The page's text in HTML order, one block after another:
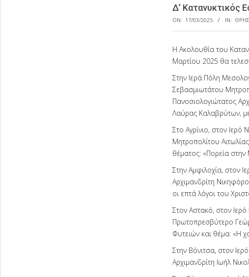
Δ’ Κατανυκτικός
ON: 17/03/2025 IN:
Η Ακολουθία του
Μαρτίου 2025 θα
Στην Ιερά Πόλη
Σεβασμιωτάτου
Πανοσιολογιώτατος
Λαύρας Καλαβρύτων,
Στο Αγρίνιο, στον
Μητροπολίτου
θέματος: «Πορεία
Στην Αμφιλοχία, στον
Αρχιμανδρίτη
οι επτά λόγοι του
Στον Αστακό, στον
Πρωτοπρεσβύτερο
Φυτειών και θέμα: «Η
Στην Βόνιτσα, στον
Αρχιμανδρίτη Ιωήλ